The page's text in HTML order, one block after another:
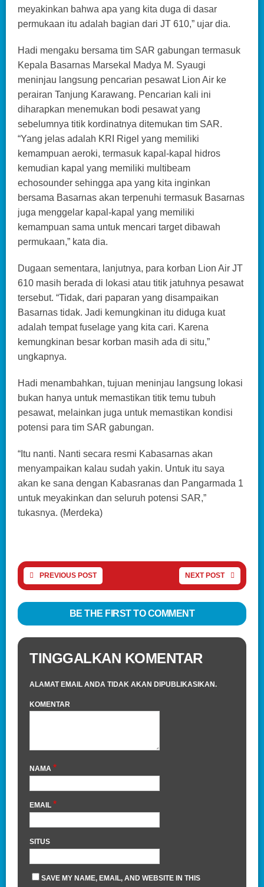
meyakinkan bahwa apa yang kita duga di dasar
permukaan itu adalah bagian dari JT 610,” ujar dia.
Hadi mengaku bersama tim SAR gabungan termasuk
Kepala Basarnas Marsekal Madya M. Syaugi
meninjau langsung pencarian pesawat Lion Air ke
perairan Tanjung Karawang. Pencarian kali ini
diharapkan menemukan bodi pesawat yang
sebelumnya titik kordinatnya ditemukan tim SAR.
“Yang jelas adalah KRI Rigel yang memiliki
kemampuan aeroki, termasuk kapal-kapal hidros
kemudian kapal yang memiliki multibeam
echosounder sehingga apa yang kita inginkan
bersama Basarnas akan terpenuhi termasuk Basarnas
juga menggelar kapal-kapal yang memiliki
kemampuan sama untuk mencari target dibawah
permukaan,” kata dia.
Dugaan sementara, lanjutnya, para korban Lion Air JT
610 masih berada di lokasi atau titik jatuhnya pesawat
tersebut. “Tidak, dari paparan yang disampaikan
Basarnas tidak. Jadi kemungkinan itu diduga kuat
adalah tempat fuselage yang kita cari. Karena
kemungkinan besar korban masih ada di situ,”
ungkapnya.
Hadi menambahkan, tujuan meninjau langsung lokasi
bukan hanya untuk memastikan titik temu tubuh
pesawat, melainkan juga untuk memastikan kondisi
potensi para tim SAR gabungan.
“Itu nanti. Nanti secara resmi Kabasarnas akan
menyampaikan kalau sudah yakin. Untuk itu saya
akan ke sana dengan Kabasranas dan Pangarmada 1
untuk meyakinkan dan seluruh potensi SAR,”
tukasnya. (Merdeka)
PREVIOUS POST NEXT POST
BE THE FIRST TO COMMENT
TINGGALKAN KOMENTAR
ALAMAT EMAIL ANDA TIDAK AKAN DIPUBLIKASIKAN.
KOMENTAR
NAMA *
EMAIL *
SITUS
SAVE MY NAME, EMAIL, AND WEBSITE IN THIS